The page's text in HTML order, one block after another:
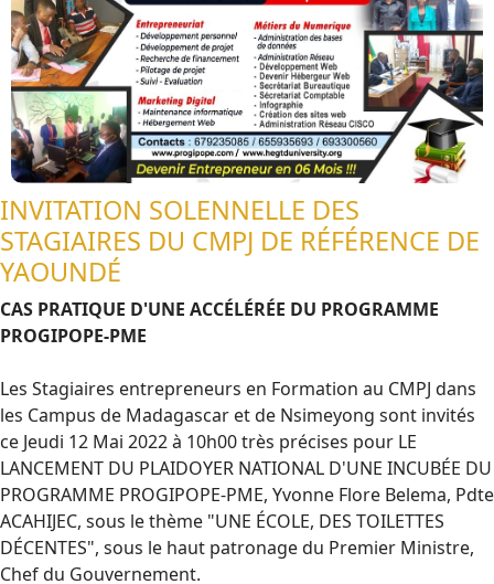
INVITATION SOLENNELLE DES
STAGIAIRES DU CMPJ DE RÉFÉRENCE DE
YAOUNDÉ
CAS PRATIQUE D'UNE ACCÉLÉRÉE DU PROGRAMME
PROGIPOPE-PME
Les Stagiaires entrepreneurs en Formation au CMPJ dans
les Campus de Madagascar et de Nsimeyong sont invités
ce Jeudi 12 Mai 2022 à 10h00 très précises pour LE
LANCEMENT DU PLAIDOYER NATIONAL D'UNE INCUBÉE DU
PROGRAMME PROGIPOPE-PME, Yvonne Flore Belema, Pdte
ACAHIJEC, sous le thème "UNE ÉCOLE, DES TOILETTES
DÉCENTES", sous le haut patronage du Premier Ministre,
Chef du Gouvernement.